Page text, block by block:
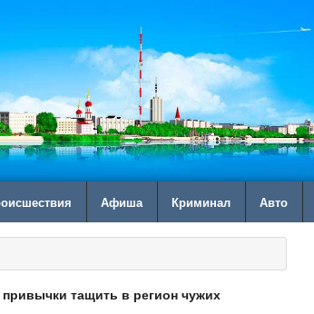
Афиша Криминал Авто
тащить в регион чужих